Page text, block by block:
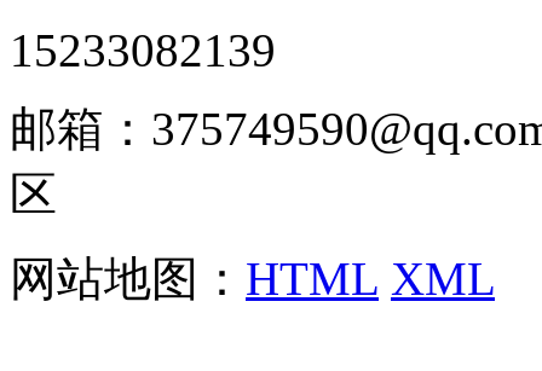
15233082139
邮箱：
区
网站地图： HTML XML